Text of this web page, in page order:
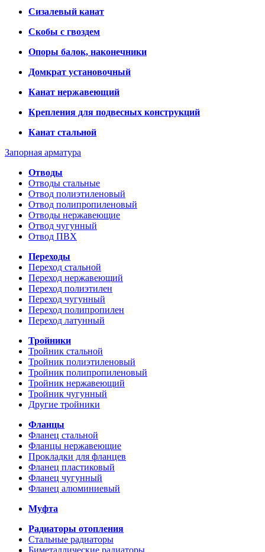
Сизалевый канат
Скобы с гвоздем
Опоры балок, наконечники
Домкрат установочный
Канат нержавеющий
Крепления для подвесных конструкций
Канат стальной
Запорная арматура
Отводы
Отводы стальные
Отвод полиэтиленовый
Отвод полипропиленовый
Отводы нержавеющие
Отвод чугунный
Отвод ПВХ
Переходы
Переход стальной
Переход нержавеющий
Переход полиэтилен
Переход чугунный
Переход полипропилен
Переход латунный
Тройники
Тройник стальной
Тройник полиэтиленовый
Тройник полипропиленовый
Тройник нержавеющий
Тройник чугунный
Другие тройники
Фланцы
Фланец стальной
Фланцы нержавеющие
Прокладки для фланцев
Фланец пластиковый
Фланец чугунный
Фланец алюминиевый
Муфта
Радиаторы отопления
Стальные радиаторы
Биметаллические радиаторы